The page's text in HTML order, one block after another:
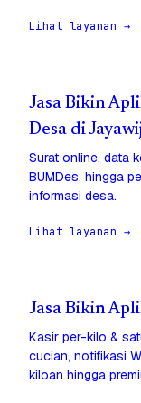
Lihat layanan →
Jasa Bikin
Desa di
Surat online, data
BUMDes, hingga
informasi desa.
Lihat layanan →
Jasa Bikin
Kasir per-kilo &
cucian, notifikasi
kiloan hingga